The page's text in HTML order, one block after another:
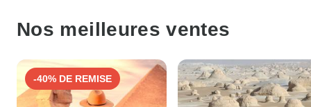
Nos meilleures ventes
-40% DE REMISE